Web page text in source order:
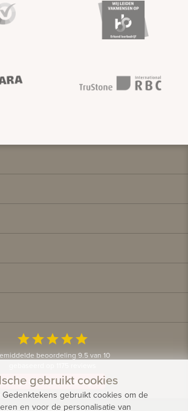
starstarstarstarstar
beoordeling 9.5 van 10
Bekijk alle klantervaringen
- Den Hollandsche Gedenktekens
gebruikt cookies
gebruikt cookies om de
en voor de personalisatie van